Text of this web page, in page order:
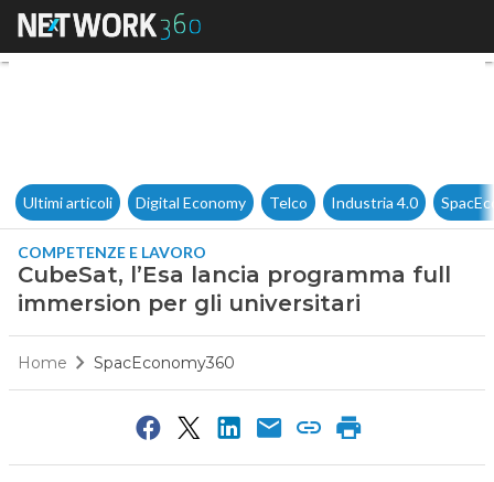
CubeSat, l’Esa lancia
Ultimi articoli Digital Economy Telco Industria 4.0
COMPETENZE E LAVORO
CubeSat, l’Esa lancia programma full
immersion per gli universitari
Home SpacEconomy360